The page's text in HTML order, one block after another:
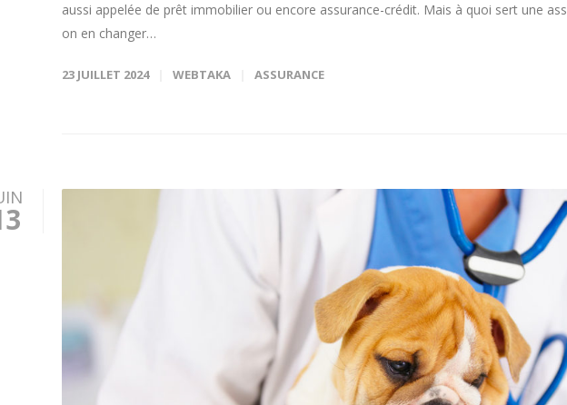
aussi appelée de prêt immobilier ou encore assurance-crédit. Mais à quoi sert une
on en changer…
23 JUILLET 2024 WEBTAKA ASSURANCE